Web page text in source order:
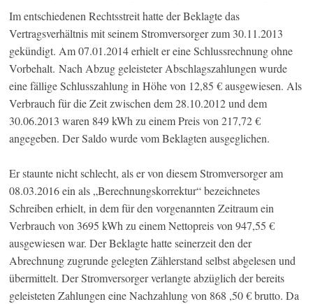
Im entschiedenen Rechtsstreit hatte der Beklagte das
Vertragsverhältnis mit seinem Stromversorger zum 30.11.2013
gekündigt. Am 07.01.2014 erhielt er eine Schlussrechnung ohne
Vorbehalt. Nach Abzug geleisteter Abschlagszahlungen wurde
eine fällige Schlusszahlung in Höhe von 12,85 € ausgewiesen. Als
Verbrauch für die Zeit zwischen dem 28.10.2012 und dem
30.06.2013 waren 849 kWh zu einem Preis von 217,72 €
angegeben. Der Saldo wurde vom Beklagten ausgeglichen.
Er staunte nicht schlecht, als er von diesem Stromversorger am
08.03.2016 ein als „Berechnungskorrektur“ bezeichnetes
Schreiben erhielt, in dem für den vorgenannten Zeitraum ein
Verbrauch von 3695 kWh zu einem Nettopreis von 947,55 €
ausgewiesen war. Der Beklagte hatte seinerzeit den der
Abrechnung zugrunde gelegten Zählerstand selbst abgelesen und
übermittelt. Der Stromversorger verlangte abzüglich der bereits
geleisteten Zahlungen eine Nachzahlung von 868 ,50 € brutto. Da